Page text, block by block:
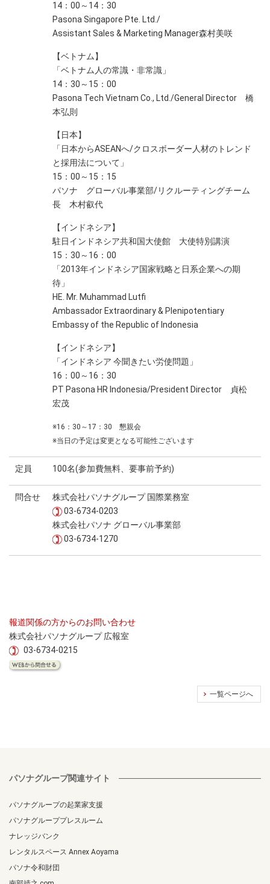
14：00～14：30
Pasona Singapore Pte. Ltd./
Assistant Sales & Marketing Manager森村美咲
【ベトナム】
「ベトナム人の常識・非常識」
14：30～15：00
Pasona Tech Vietnam Co., Ltd./General Director 橋
本弘則
【日本】
「日本からASEANへ/クロスボーダー人材のトレンド
と採用法について」
15：00～15：15
パソナ グローバル事業部/リクルーティングチーム
長 木村叡代
【インドネシア】
駐日インドネシア共和国大使館 大使特別講演
15：30～16：00
「2013年インドネシア国家戦略と日系企業への期
待」
HE. Mr. Muhammad Lutfi
Ambassador Extraordinary & Plenipotentiary
Embassy of the Republic of Indonesia
【インドネシア】
「インドネシア 今聞きたい労使問題」
16：00～16：30
PT Pasona HR Indonesia/President Director 貞松
宏茂
※16：30～17：30 懇親会
※当日の予定は変更となる可能性ございます
定員 100名(参加費無料、要事前予約)
問合せ
株式会社パソナグループ 国際業務室
03-6734-0203
株式会社パソナ グローバル事業部
03-6734-1270
報道関係の方からのお問い合わせ
株式会社パソナグループ 広報室
03-6734-0215
一覧ページへ
パソナグループ関連サイト
パソナグループの起業家支援
パソナグループプレスルーム
ナレッジバンク
レンタルスペース Annex Aoyama
パソナ令和財団